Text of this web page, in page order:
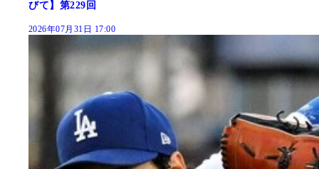
びて】第229回
2026年07月31日 17:00